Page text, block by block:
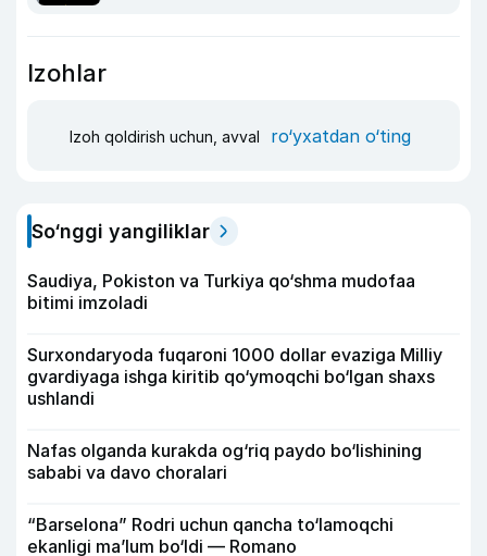
Izohlar
Izoh qoldirish uchun, avval ro‘yxatdan o‘ting
So‘nggi yangiliklar
Saudiya, Pokiston va Turkiya qo‘shma mudofaa
bitimi imzoladi
Surxondaryoda fuqaroni 1000 dollar evaziga Milliy
gvardiyaga ishga kiritib qo‘ymoqchi bo‘lgan shaxs
ushlandi
Nafas olganda kurakda og‘riq paydo bo‘lishining
sababi va davo choralari
“Barselona” Rodri uchun qancha to‘lamoqchi
ekanligi ma’lum bo‘ldi — Romano